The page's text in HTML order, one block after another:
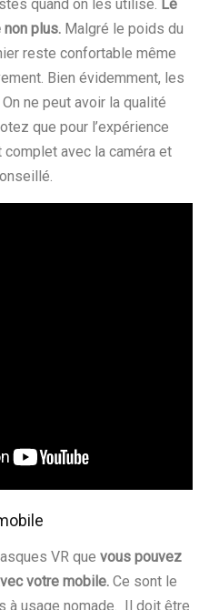
quand on les utilise. Le
non plus. Malgré le poids du
reste confortable même
Bien évidemment, les
ne peut avoir la qualité
que pour l’expérience
complet avec la caméra et
VR que vous pouvez
votre mobile. Ce sont le
à usage nomade. Il doit être